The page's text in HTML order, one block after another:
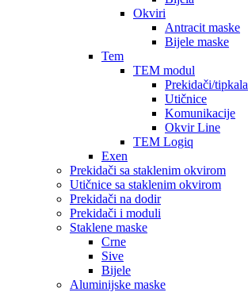
Okviri
Antracit maske
Bijele maske
Tem
TEM modul
Prekidači/tipkala
Utičnice
Komunikacije
Okvir Line
TEM Logiq
Exen
Prekidači sa staklenim okvirom
Utičnice sa staklenim okvirom
Prekidači na dodir
Prekidači i moduli
Staklene maske
Crne
Sive
Bijele
Aluminijske maske